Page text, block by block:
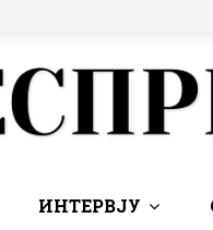
ИНТЕРВЈУ